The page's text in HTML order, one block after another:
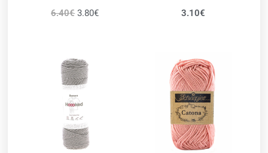
6.40€ 3.80€ 3.10€